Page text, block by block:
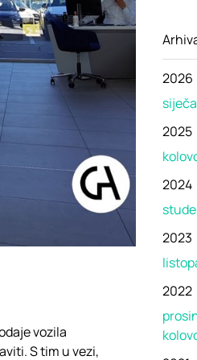
2026
2025
2024
2023
2022
vozila
S tim u vezi,